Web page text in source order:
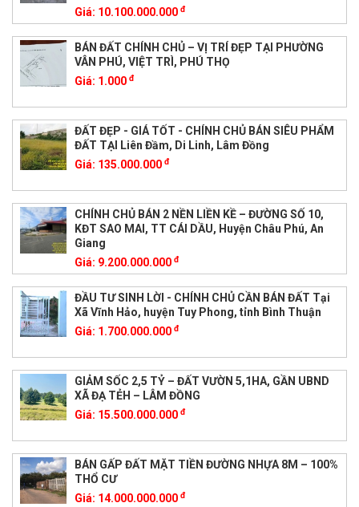
Giá: 10.100.000.000 đ
BÁN ĐẤT CHÍNH CHỦ – VỊ TRÍ ĐẸP TẠI PHƯỜNG
VÂN PHÚ, VIỆT TRÌ, PHÚ THỌ
Giá: 1.000 đ
ĐẤT ĐẸP - GIÁ TỐT - CHÍNH CHỦ BÁN SIÊU PHẨM
ĐẤT TẠI Liên Đầm, Di Linh, Lâm Đồng
Giá: 135.000.000 đ
CHÍNH CHỦ BÁN 2 NỀN LIỀN KỀ – ĐƯỜNG SỐ 10,
KĐT SAO MAI, TT CÁI DẦU, Huyện Châu Phú, An
Giang
Giá: 9.200.000.000 đ
ĐẦU TƯ SINH LỜI - CHÍNH CHỦ CẦN BÁN ĐẤT Tại
Xã Vĩnh Hảo, huyện Tuy Phong, tỉnh Bình Thuận
Giá: 1.700.000.000 đ
GIẢM SỐC 2,5 TỶ – ĐẤT VƯỜN 5,1HA, GẦN UBND
XÃ ĐẠ TẺH – LÂM ĐỒNG
Giá: 15.500.000.000 đ
BÁN GẤP ĐẤT MẶT TIỀN ĐƯỜNG NHỰA 8M – 100%
THỔ CƯ
Giá: 14.000.000.000 đ